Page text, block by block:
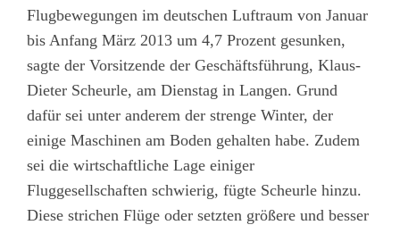
Flugbewegungen im deutschen Luftraum von Januar
bis Anfang März 2013 um 4,7 Prozent gesunken,
sagte der Vorsitzende der Geschäftsführung, Klaus-
Dieter Scheurle, am Dienstag in Langen. Grund
dafür sei unter anderem der strenge Winter, der
einige Maschinen am Boden gehalten habe. Zudem
sei die wirtschaftliche Lage einiger
Fluggesellschaften schwierig, fügte Scheurle hinzu.
Diese strichen Flüge oder setzten größere und besser